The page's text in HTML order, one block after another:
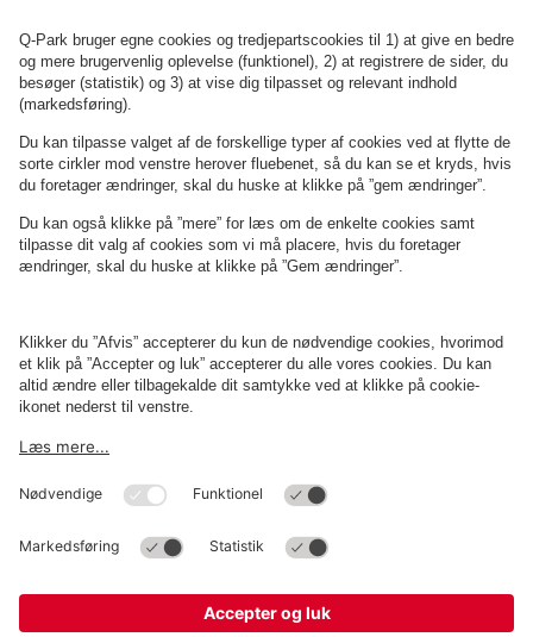
Se P-anlæg på kortet
OmQ-Park
Erhverv
Betingelser og politikker